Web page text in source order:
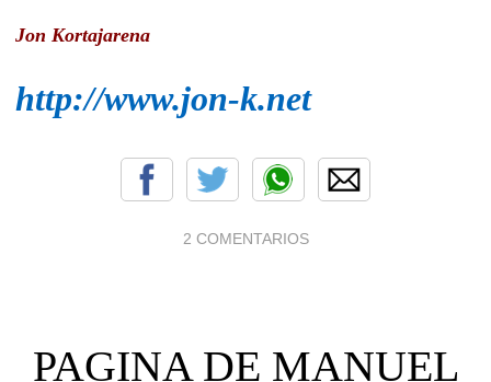
Jon Kortajarena
http://www.jon-k.net
2 COMENTARIOS
PAGINA DE MANUEL